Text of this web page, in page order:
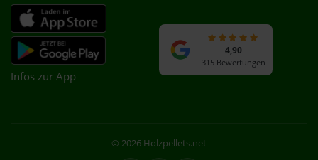
Infos zur App
4,90
315 Bewertungen
© 2026 Holzpellets.net